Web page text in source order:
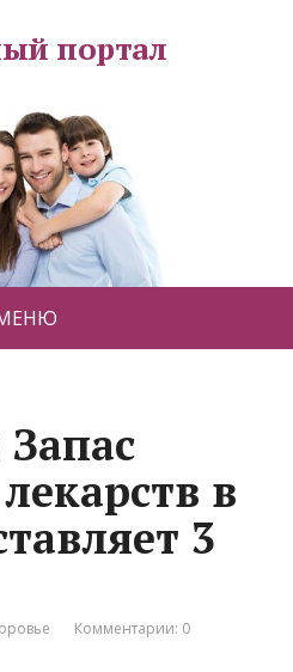
портал
в
3
Комментарии: 0